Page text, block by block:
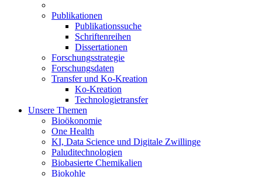
Publikationen
Publikationssuche
Schriftenreihen
Dissertationen
Forschungsstrategie
Forschungsdaten
Transfer und Ko-Kreation
Ko-Kreation
Technologietransfer
Unsere Themen
Bioökonomie
One Health
KI, Data Science und Digitale Zwillinge
Paluditechnologien
Biobasierte Chemikalien
Biokohle